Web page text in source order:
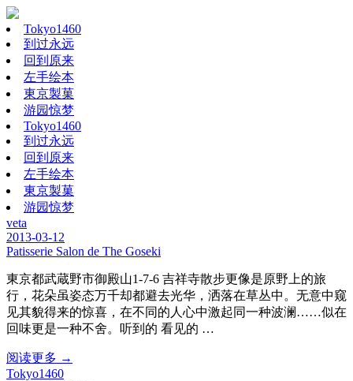
Tokyo1460
到过永远
回到原来
左手绘本
東京製菓
游园惊梦
Tokyo1460
到过永远
回到原来
左手绘本
東京製菓
游园惊梦
veta
2013-03-12
Patisserie Salon de The Goseki
東京都武蔵野市御殿山1-7-6 吉祥寺散步更像是原野上的旅
行，花朵虽姿态万千却都避去光华，洒落在草丛中。无意中窥
见其貌得来的惊喜，在不同的人心中激起同一种波澜……似在
回味更是一种不舍。听到的 看见的 …
阅读更多 →
Tokyo1460